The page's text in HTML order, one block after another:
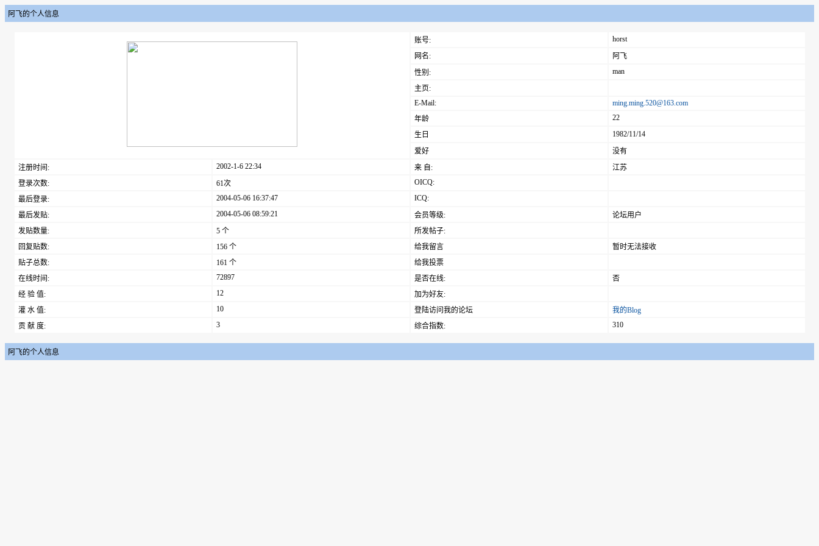
阿飞的个人信息
账号:
horst
网名:
阿飞
性别:
man
主页:
E-Mail:
ming.ming.520@163.com
年龄
22
生日
1982/11/14
爱好
没有
注册时间:
2002-1-6 22:34 来 自:
江苏
登录次数:
61次
OICQ:
最后登录:
2004-05-06 16:37:47
ICQ:
最后发贴:
2004-05-06 08:59:21 会员等级:
论坛用户
发贴数量:
5 个
所发帖子:
回复贴数:
156 个 给我留言
暂时无法接收
贴子总数:
161 个
给我投票
在线时间:
72897 是否在线:
否
经 验 值:
12
加为好友:
灌 水 值:
10 登陆访问我的论坛
我的Blog
贡 献 度:
3 综合指数: 310
阿飞的个人信息